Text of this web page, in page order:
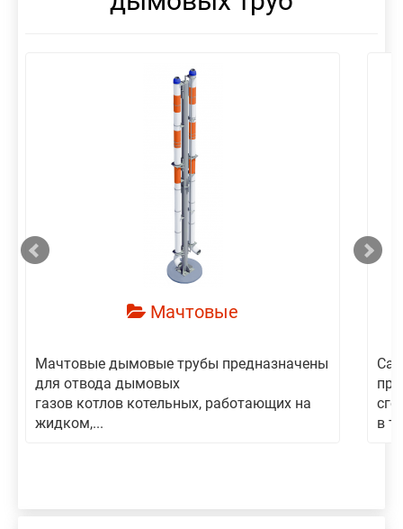
Мачтовые
Мачтовые дымовые трубы предназначены
для отвода дымовых
газов котлов котельных, работающих на
жидком,...
в